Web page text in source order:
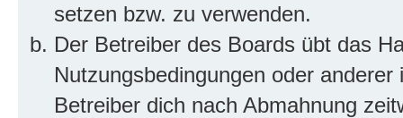
setzen bzw. zu verwenden.
Der Betreiber des Boards übt das
Nutzungsbedingungen oder
Betreiber dich nach Abmahnung